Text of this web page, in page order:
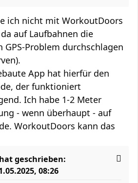
ich nicht mit WorkoutDoors
auf Laufbahnen die
GPS-Problem durchschlagen
App hat hierfür den
der funktioniert
Ich habe 1-2 Meter
- wenn überhaupt - auf
WorkoutDoors kann das
hat geschrieben:
08:26